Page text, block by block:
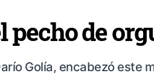
pecho de
Golía, encabezó este